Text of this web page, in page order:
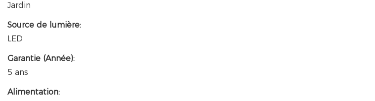
Jardin
Source de lumière:
LED
Garantie (Année):
5 ans
Alimentation: